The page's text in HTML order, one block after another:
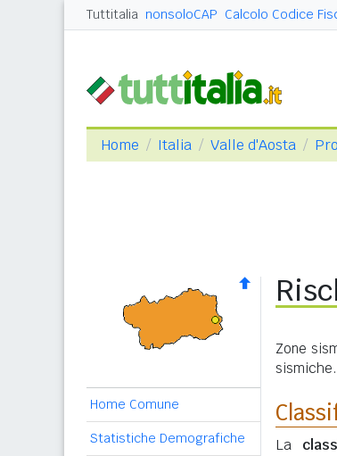
Tuttitalia nonsoloCAP Calcolo Codice
Home Italia Valle d'Aosta
Home Comune
Statistiche Demografiche
Zone
La